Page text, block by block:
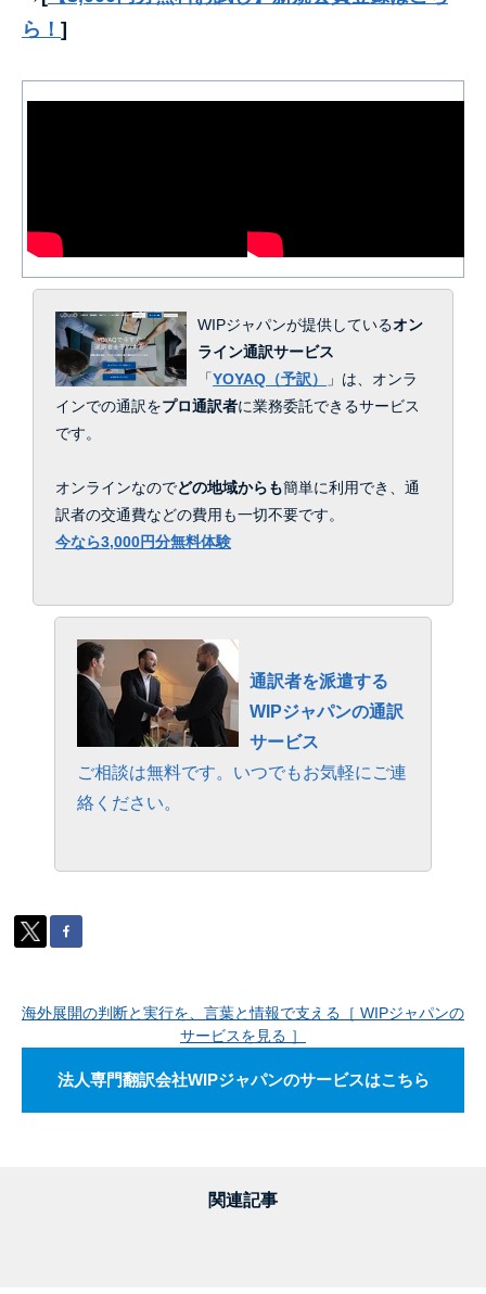
ら！ ]
WIPジャパンが提供しているオン
ライン通訳サービス
「YOYAQ（予訳） 」は、 オンラ
インでの通訳をプロ通訳者に業務委託できるサービス
です。
オンラインなのでどの地域からも簡単に利用でき、通
訳者の交通費などの費用も一切不要です。
今なら3,000円分無料体験
通訳者を派遣する
WIPジャパンの通訳
サービス
ご相談は無料です。いつでもお気軽にご連
絡ください。
海外展開の判断と実行を、言葉と情報で支える［ WIPジャパンの
サービスを見る ］
法人専門翻訳会社WIPジャパンのサービスはこちら
関連記事